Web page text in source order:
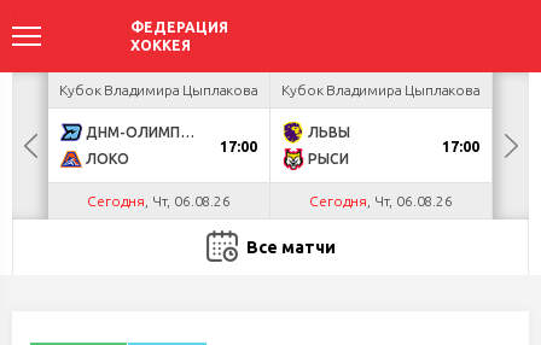
Кубок Владимира Цыплакова
ДНМ-ОЛИМПИК
ЛОКО
17:00
Сегодня , Чт, 06.08.26
Кубок Владимира Цыплакова
ЛЬВЫ
РЫСИ
17:00
Сегодня , Чт, 06.08.26
Все матчи